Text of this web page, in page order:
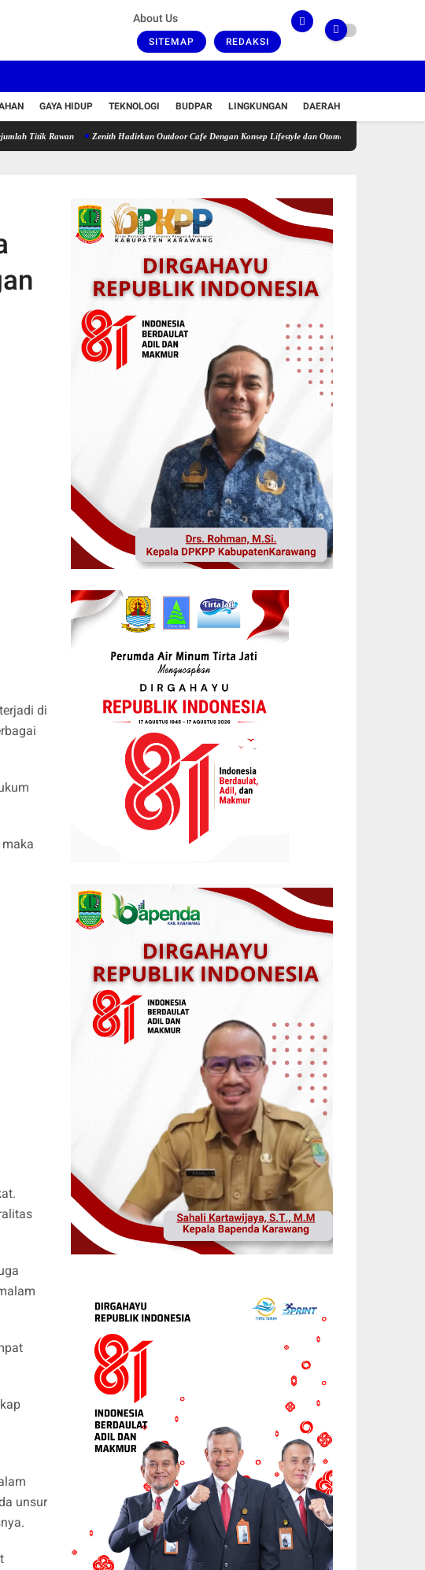
About Us
SITEMAP REDAKSI
GAYA HIDUP TEKNOLOGI BUDPAR LINGKUNGAN DAERAH
Zenith Hadirkan Outdoor Cafe Dengan Konsep Lifestyle dan Otomotif KKN ke-9 UBP di
di
unsur